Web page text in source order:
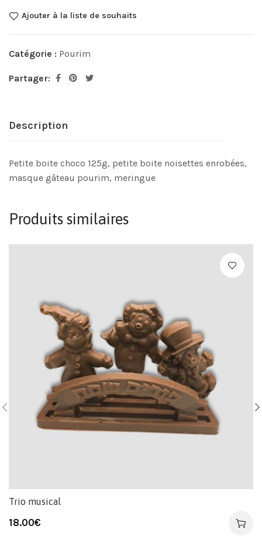
Ajouter à la liste de souhaits
Catégorie : Pourim
Partager:
Description
Petite boite choco 125g, petite boite noisettes enrobées,
masque gâteau pourim, meringue
Produits similaires
Trio musical
18.00€